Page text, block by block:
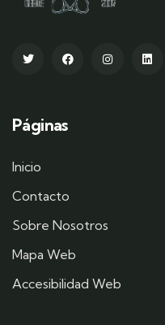
Páginas
Inicio
Contacto
Sobre Nosotros
Mapa Web
Accesibilidad Web